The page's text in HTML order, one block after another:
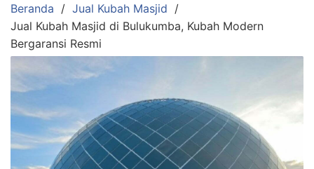
Beranda
Jual Kubah Masjid
Jual Kubah Masjid di Bulukumba, Kubah Modern
Bergaransi Resmi